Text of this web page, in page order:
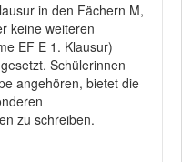
in den Fächern M,
keine weiteren
EF E 1. Klausur)
Schülerinnen
angehören, bietet die
zu schreiben.